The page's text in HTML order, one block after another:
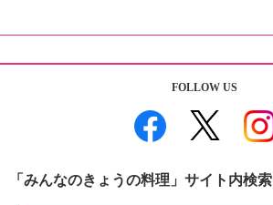
FOLLOW US
「みんなのきょうの料理」サイト内検索